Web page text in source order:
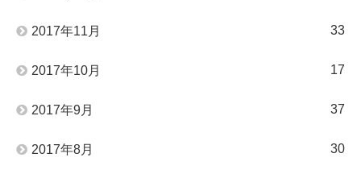
2017年11月 33
2017年10月 17
2017年9月 37
2017年8月 30